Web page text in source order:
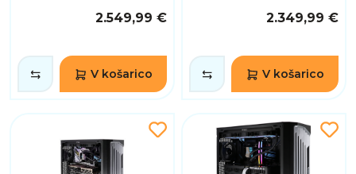
2.549,99 €
V košarico
2.349,99 €
V košarico